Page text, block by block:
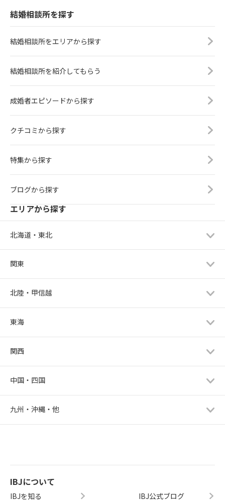
結婚相談所を探す
結婚相談所をエリアから探す
結婚相談所を紹介してもらう
成婚者エピソードから探す
クチコミから探す
特集から探す
ブログから探す
エリアから探す
北海道・東北
関東
北陸・甲信越
東海
関西
中国・四国
九州・沖縄・他
IBJについて
IBJを知る IBJ公式ブログ